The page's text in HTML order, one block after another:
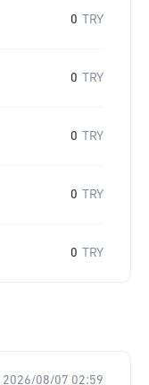
0 TRY
0 TRY
0 TRY
0 TRY
0 TRY
2026/08/07 02:59